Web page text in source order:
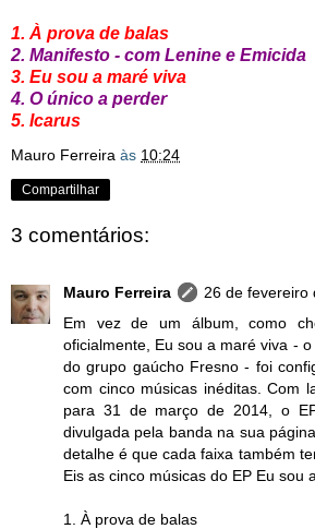
1. À prova de balas
2. Manifesto - com Lenine e Emicida
3. Eu sou a maré viva
4. O único a perder
5. Icarus
Mauro Ferreira às 10:24
Compartilhar
3 comentários:
Mauro Ferreira
26 de fevereiro
Em vez de um álbum, como
oficialmente, Eu sou a maré viva -
do grupo gaúcho Fresno - foi
com cinco músicas inéditas. Com
para 31 de março de 2014, o
divulgada pela banda na sua
detalhe é que cada faixa também
Eis as cinco músicas do EP Eu sou
1. À prova de balas